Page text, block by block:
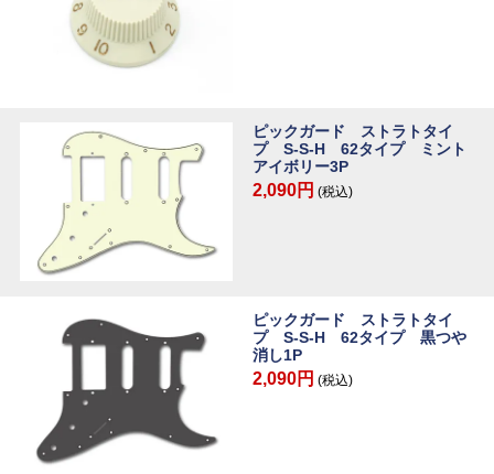
ピックガード ストラトタイ
プ S-S-H 62タイプ ミント
アイボリー3P
2,090円 (税込)
ピックガード ストラトタイ
プ S-S-H 62タイプ 黒つや
消し1P
2,090円 (税込)